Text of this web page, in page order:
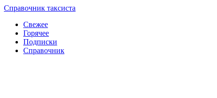
Перейти
контенту
Справочник таксиста
Свежее
Горячее
Подписки
Справочник